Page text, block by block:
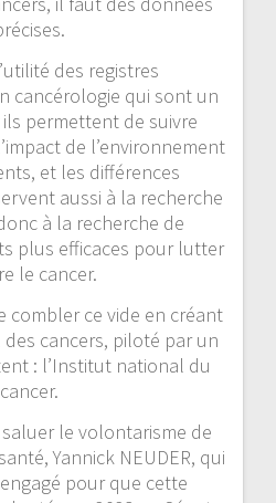
des registres
cancérologie qui sont un
permettent de suivre
de l’environnement
et les différences
aussi à la recherche
à la recherche de
plus efficaces pour lutter
le cancer.
combler ce vide en créant
cancers, piloté par un
: l’Institut national du
cancer.
le volontarisme de
Yannick NEUDER, qui
pour que cette